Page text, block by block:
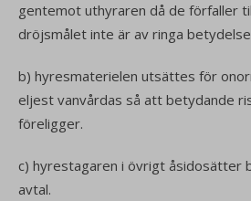
gentemot uthyraren då de förfaller
dröjsmålet inte är av ringa
b) hyresmaterielen utsättes för
eljest vanvårdas så att betydande
föreligger.
c) hyrestagaren i övrigt åsidosätter
avtal.